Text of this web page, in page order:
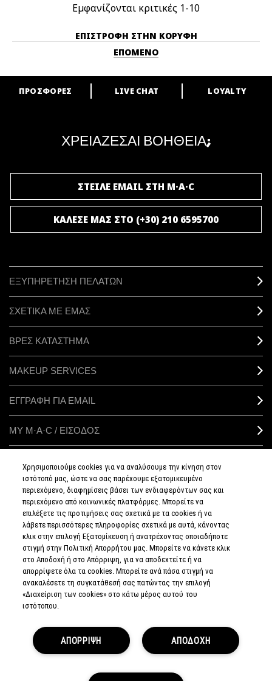
Εμφανίζονται κριτικές 1-10
ΕΠΙΣΤΡΟΦΉ ΣΤΗΝ ΚΟΡΥΦΉ
ΕΠΌΜΕΝΟ
ARE YOU A M·A·C LOVER?
ΠΡΟΣΦΟΡΕΣ LIVE CHAT LOYALTY
ΧΡΕΙΑΖΕΣΑΙ ΒΟΗΘΕΙΑ;
ΣΤΕΙΛΕ EMAIL ΣΤΗ M·A·C
ΚΑΛΕΣΕ ΜΑΣ ΣΤΟ (+30) 210 6595700
ΕΞΥΠΗΡΕΤΗΣΗ ΠΕΛΑΤΩΝ
ΣΧΕΤΙΚΑ ΜΕ ΕΜΑΣ
ΒΡΕΣ ΚΑΤΑΣΤΗΜΑ
MAKEUP SERVICES
ΕΓΓΡΑΦΗ ΓΙΑ EMAIL
ΜΥ M·A·C / ΕΙΣΟΔΟΣ
ΣΥΝΔΕΘΕΙΤΕ
ΠΟΛΙΤΙΚΗ
ΑΠΟΡΡΗΤΟΥ
ΟΡΟΙ &
ΠΡΟΥΠΟΘΕΣΕΙΣ
ΟΡΟΙ
ΠΩΛΗΣΗΣ
ΠΟΛΙΤΙΚΗ
ΕΝΗΜΕΡΩΘΕΙΤΕ
ΓΙΑ ΤΑ ΠΛΑΣΤΑ
ΠΡΟΪΟΝΤΑ
ΔΙΑΧΕΙΡΙΣΤΕΙΤΕ
ΤΟΥ ΙΣΤΟΤΟΠΟΥ
Χρησιμοποιούμε cookies για να αναλύσουμε την κίνηση στον
ιστότοπό μας, ώστε να σας παρέχουμε εξατομικευμένο
περιεχόμενο, διαφημίσεις βάσει των ενδιαφερόντων σας και
περιεχόμενο από κοινωνικές πλατφόρμες. Μπορείτε να
επιλέξετε τις προτιμήσεις σας σχετικά με τα cookies ή να
λάβετε περισσότερες πληροφορίες σχετικά με αυτά, κάνοντας
κλικ στην επιλογή Εξατομίκευση ή ανατρέχοντας οποιαδήποτε
στιγμή στην Πολιτική Απορρήτου μας. Μπορείτε να κάνετε κλικ
στο Αποδοχή ή στο Απόρριψη, για να αποδεχτείτε ή να
απορρίψετε όλα τα cookies. Μπορείτε ανά πάσα στιγμή να
ανακαλέσετε τη συγκατάθεσή σας πατώντας την επιλογή
«Διαχείριση των cookies» στο κάτω μέρος αυτού του
ιστότοπου.
ΑΠΟΔΟΧΗ
ΑΠΟΡΡΙΨΗ